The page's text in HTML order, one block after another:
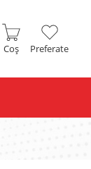
Coș Preferate